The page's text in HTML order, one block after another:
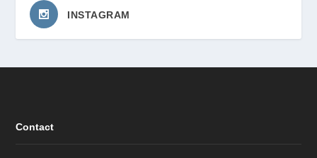
INSTAGRAM
Contact